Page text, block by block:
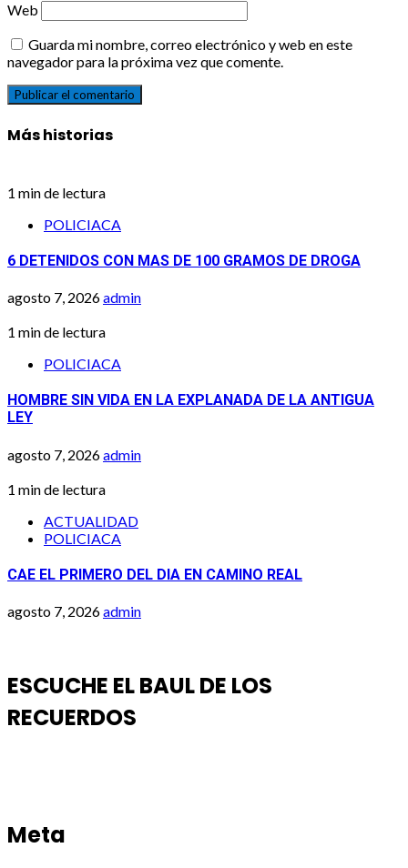
Web
Guarda mi nombre, correo electrónico y web en este
navegador para la próxima vez que comente.
Más historias
1 min de lectura
POLICIACA
6 DETENIDOS CON MAS DE 100 GRAMOS DE DROGA
agosto 7, 2026admin
1 min de lectura
POLICIACA
HOMBRE SIN VIDA EN LA EXPLANADA DE LA ANTIGUA
LEY
agosto 7, 2026admin
1 min de lectura
ACTUALIDAD
POLICIACA
CAE EL PRIMERO DEL DIA EN CAMINO REAL
agosto 7, 2026admin
ESCUCHE EL BAUL DE LOS
RECUERDOS
Meta